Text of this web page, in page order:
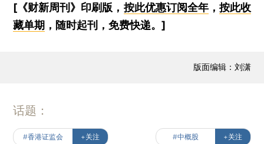
[《财新周刊》印刷版， 按此优惠订阅全年， 按此收
藏单期 ，随时起刊，免费快递。]
版面编辑：刘潇
话题：
#香港证监会 +关注 #中概股 +关注